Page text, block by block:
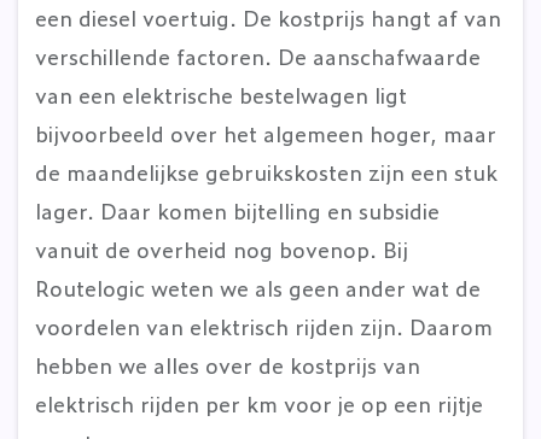
een diesel voertuig. De kostprijs hangt af van
verschillende factoren. De aanschafwaarde
van een elektrische bestelwagen ligt
bijvoorbeeld over het algemeen hoger, maar
de maandelijkse gebruikskosten zijn een stuk
lager. Daar komen bijtelling en subsidie
vanuit de overheid nog bovenop. Bij
Routelogic weten we als geen ander wat de
voordelen van elektrisch rijden zijn. Daarom
hebben we alles over de kostprijs van
elektrisch rijden per km voor je op een rijtje